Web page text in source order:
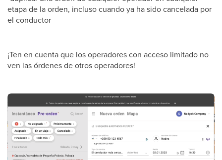
etapa de la orden, incluso cuando ya ha sido cancelada por
el conductor
¡Ten en cuenta que los operadores con acceso limitado no
ven las órdenes de otros operadores!